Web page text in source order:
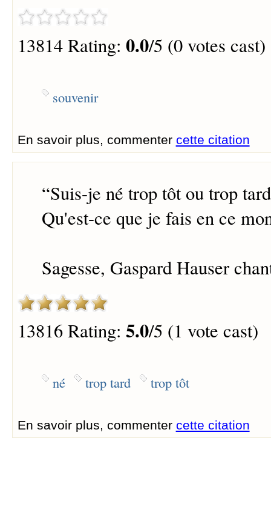
13814 Rating: 0.0/5 (0 votes cast)
souvenir
En savoir plus, commenter cette citation
“Suis-je né trop tôt ou trop
Qu'est-ce que je fais en ce
Sagesse, Gaspard Hauser
13816 Rating: 5.0/5 (1 vote cast)
né trop tard trop tôt
En savoir plus, commenter cette citation